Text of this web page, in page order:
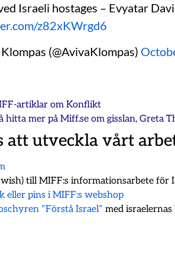
Israeli hostages – Evyatar
z82xKWrgd6
(@AvivaKlompas)
artiklar om Konflikt
hitta mer på Miff.se om gisslan, Greta
att utveckla vårt
till MIFF:s informationsarbete för
eller pins i MIFF:s webshop
”Förstå Israel” med